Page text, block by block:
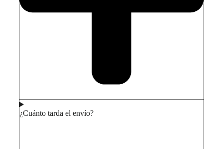
¿Cuánto tarda el envío?